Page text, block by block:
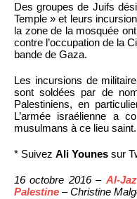
Des groupes de Juifs
Temple » et leurs
la zone de la mosquée
contre l’occupation de la
bande de Gaza.
Les incursions de
sont soldées par de
Palestiniens, en
L’armée israélienne a
musulmans à ce lieu saint.
* Suivez Ali Younes sur
16 octobre 2016 – Al-
Palestine – Christine